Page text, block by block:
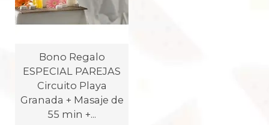
Bono Regalo
ESPECIAL PAREJAS
Circuito Playa
Granada + Masaje de
55 min +...